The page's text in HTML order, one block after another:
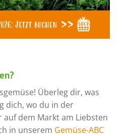
Überleg dir, was
dich, wo du in der
dem Markt am Liebsten
in unserem Gemüse-ABC